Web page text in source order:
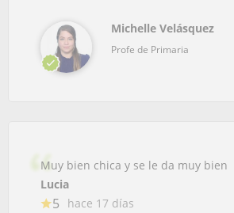
Michelle Velásquez
Profe de Primaria
Muy bien chica y se le da muy bien
Lucia
5 hace 17 días